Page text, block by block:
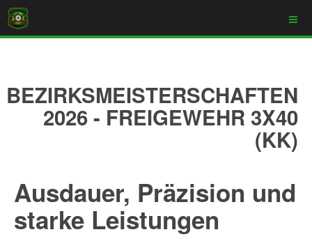
BEZIRKSMEISTERSCHAFTEN
2026 - FREIGEWEHR 3X40
(KK)
Ausdauer, Präzision und
starke Leistungen